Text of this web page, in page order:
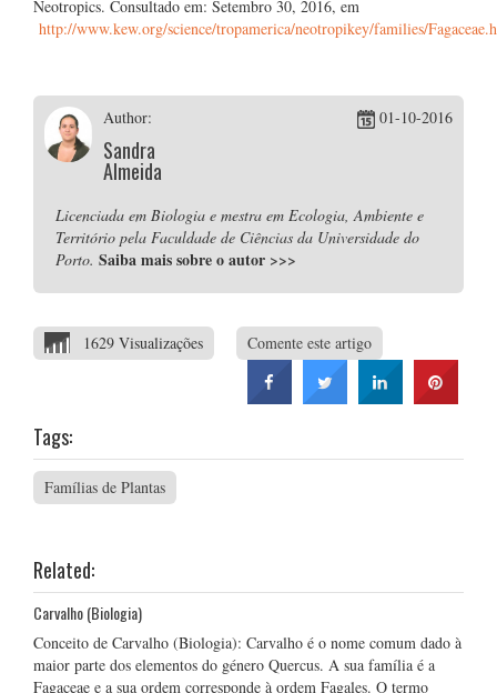
Neotropics. Consultado em: Setembro 30, 2016, em
http://www.kew.org/science/tropamerica/neotropikey/families/
Author:
Sandra
Almeida
01-10-2016
Licenciada em Biologia e mestra em Ecologia, Ambiente e
Território pela Faculdade de Ciências da Universidade do
Porto. Saiba mais sobre o autor >>>
1629 Visualizações Comente este artigo
Tags:
Famílias de Plantas
Related:
Carvalho (Biologia)
Conceito de Carvalho (Biologia): Carvalho é o nome comum dado à
maior parte dos elementos do género Quercus. A sua família é a
Fagaceae e a sua ordem corresponde à ordem Fagales. O termo